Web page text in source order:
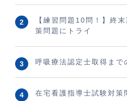
【練習問題10問！】終
策問題にトライ
呼吸療法認定士取得まで
在宅看護指導士試験対策